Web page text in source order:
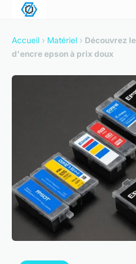
Accueil › Matériel › Découvrez
d'encre epson à prix doux